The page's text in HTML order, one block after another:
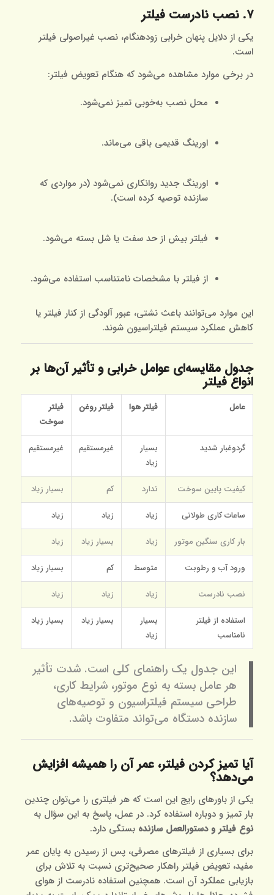
۷. نصب نادرست فیلتر
یکی از دلایل پنهان خرابی زودهنگام، نصب غیراصولی فیلتر
است.
در برخی موارد مشاهده می‌شود که هنگام تعویض فیلتر:
محل نصب به‌خوبی تمیز نمی‌شود.
اورینگ قدیمی باقی می‌ماند.
اورینگ جدید روانکاری نمی‌شود (در مواردی که
سازنده توصیه کرده است).
فیلتر بیش از حد سفت یا شل بسته می‌شود.
از فیلتر با مشخصات نامتناسب استفاده می‌شود.
این موارد می‌توانند باعث نشتی، عبور آلودگی از کنار فیلتر یا
کاهش عملکرد سیستم فیلتراسیون شوند.
جدول مقایسه‌ای عوامل خرابی و تأثیر آن‌ها بر
انواع فیلتر
عامل فیلتر هوا فیلتر روغن
فیلتر
سوخت
گردوغبار شدید
بسیار
زیاد
غیرمستقیم غیرمستقیم
کیفیت پایین سوخت ندارد کم بسیار زیاد
ساعات کاری طولانی زیاد زیاد زیاد
بار کاری سنگین موتور زیاد بسیار زیاد زیاد
ورود آب و رطوبت متوسط کم بسیار زیاد
نصب نادرست زیاد زیاد زیاد
استفاده از فیلتر
نامناسب
بسیار
زیاد
بسیار زیاد بسیار زیاد
این جدول یک راهنمای کلی است. شدت تأثیر
هر عامل بسته به نوع موتور، شرایط کاری،
طراحی سیستم فیلتراسیون و توصیه‌های
سازنده دستگاه می‌تواند متفاوت باشد.
آیا تمیز کردن فیلتر، عمر آن را همیشه افزایش
می‌دهد؟
یکی از باورهای رایج این است که هر فیلتری را می‌توان چندین
بار تمیز و دوباره استفاده کرد. در عمل، پاسخ به این سؤال به
نوع فیلتر و دستورالعمل سازنده بستگی دارد.
برای بسیاری از فیلترهای مصرفی، پس از رسیدن به پایان عمر
مفید، تعویض فیلتر راهکار صحیح‌تری نسبت به تلاش برای
بازیابی عملکرد آن است. همچنین استفاده نادرست از هوای